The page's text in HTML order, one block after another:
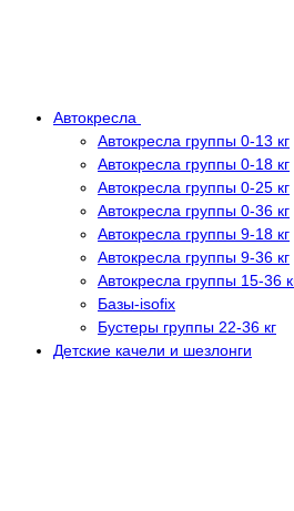
Автокресла
Автокресла группы 0-13 кг
Автокресла группы 0-18 кг
Автокресла группы 0-25 кг
Автокресла группы 0-36 кг
Автокресла группы 9-18 кг
Автокресла группы 9-36 кг
Автокресла группы 15-36
Базы-isofix
Бустеры группы 22-36 кг
Детские качели и шезлонги